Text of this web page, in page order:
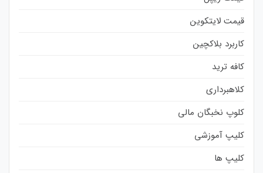
قیمت لایتکوین
کاربرد بلاکچین
کافه ترید
کلاهبرداری
کلوپ نخبگان مالی
کلیپ آموزشی
کلیپ ها